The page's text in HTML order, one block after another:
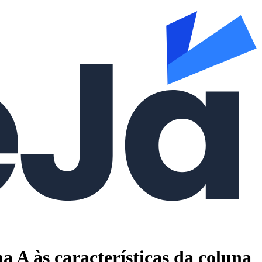
A às características da coluna